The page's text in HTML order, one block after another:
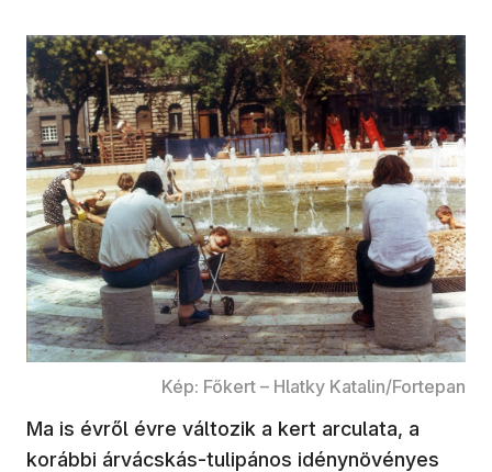
Kép: Főkert – Hlatky Katalin/Fortepan
Ma is évről évre változik a kert arculata, a
korábbi árvácskás-tulipános idénynövényes